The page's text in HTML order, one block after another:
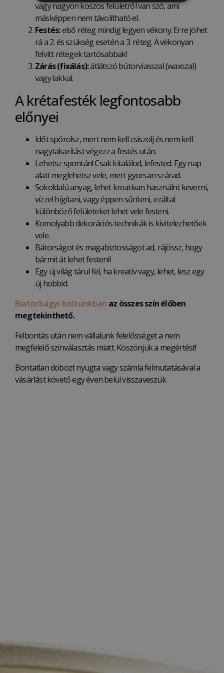
vagy nagyon koszos felületről van szó, ami
másképpen nem távolítható el.
Festés:első réteg mindig legyen vékony. Erre jöhet
rá a 2. és szükség esetén a 3. réteg. A vékonyan
felvitt rétegek tartósabbak!
Zárás (fixálás):átlátszó bútorviasszal (waxszal)
vagy lakkal.
A krétafesték legfontosabb
előnyei
Időt spórolsz, mert nem kell csiszolj és nem kell
nagytakarítást végezz a festés után.
Lehetsz spontán! Csak kitalálod, lefested. Egy nap
alatt meglehetsz vele, mert gyorsan szárad.
Sokoldalú anyag, lehet kreatívan használni: keverni,
vízzel hígítani, vagy éppen sűríteni, ezáltal
különböző felületeket lehet vele festeni.
Komolyabb dekorációs technikák is kivitelezhetőek
vele.
Bátorságot és magabiztosságot ad, rájössz, hogy
bármit át lehet festeni!
Egy új világ tárul fel, ha kreatív vagy, lehet, lesz egy
új hobbid.
Biatorbágyi boltunkban az összes szín élőben
megtekinthető.
Felbontás után nem vállalunk felelősséget a nem
megfelelő színválasztás miatt. Köszönjük a megértést!
Bontatlan dobozt nyugta vagy számla felmutatásával a
vásárlást követő egy éven belül visszaveszük